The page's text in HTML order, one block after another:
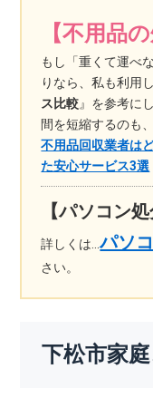
【不用品
もし「重くて運べ
りなら、私も利用
ス比較』を参考に
間を短縮するのも
不用品回収業者は
た安心サービス3選
【パソコン
詳しくは…パソ
さい。
下松市家